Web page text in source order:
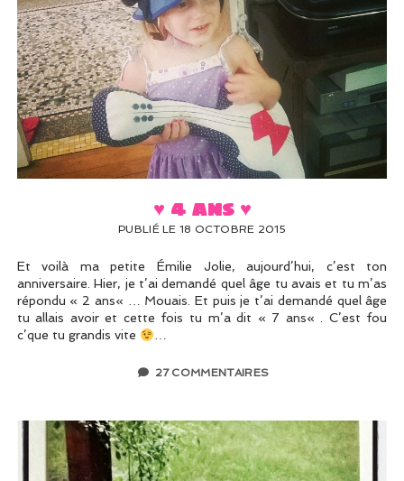
♥ 4 ans ♥
PUBLIÉ LE 18 OCTOBRE 2015
Et voilà ma petite Émilie Jolie, aujourd’hui, c’est ton
anniversaire. Hier, je t’ai demandé quel âge tu avais et tu m’as
répondu « 2 ans« … Mouais. Et puis je t’ai demandé quel âge
tu allais avoir et cette fois tu m’a dit « 7 ans« . C’est fou
c’que tu grandis vite
…
27 COMMENTAIRES